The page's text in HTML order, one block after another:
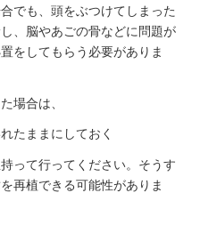
でも、頭をぶつけてしまった
、脳やあごの骨などに問題が
をしてもらう必要がありま
場合は、
たままにしておく
って行ってください。そうす
再植できる可能性がありま